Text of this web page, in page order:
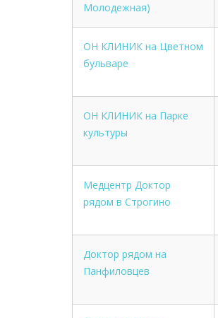
Молодежная)
ОН КЛИНИК на Цветном
бульваре
ОН КЛИНИК на Парке
культуры
Медцентр Доктор
рядом в Строгино
Доктор рядом на
Панфиловцев